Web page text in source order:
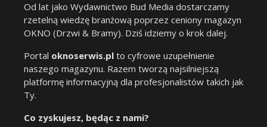
Od lat jako Wydawnictwo Bud Media dostarczamy
rzetelną wiedzę branżową poprzez ceniony magazyn
OKNO (Drzwi & Bramy). Dziś idziemy o krok dalej.
Portal oknoserwis.pl to cyfrowe uzupełnienie
naszego magazynu. Razem tworzą najsilniejszą
platformę informacyjną dla profesjonalistów takich jak
Ty.
Co zyskujesz, będąc z nami?